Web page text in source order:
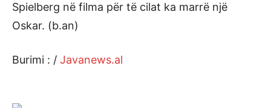
Spielberg në filma për të cilat ka marrë një
Oskar. (b.an)
Burimi : / Javanews.al